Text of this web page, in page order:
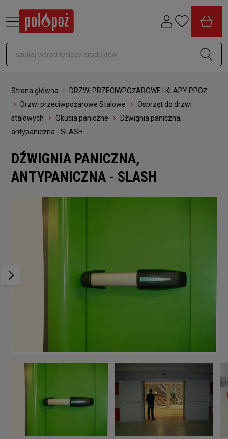
Strona główna
DRZWI PRZECIWPOŻAROWE I KLAPY PPOŻ
Drzwi przeciwpożarowe Stalowe
Osprzęt do drzwi
stalowych
Okucia paniczne
Dźwignia paniczna,
antypaniczna - SLASH
DŹWIGNIA PANICZNA,
ANTYPANICZNA - SLASH